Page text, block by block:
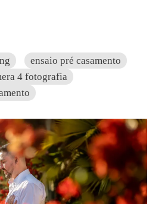
ensaio pré casamento
4 fotografia